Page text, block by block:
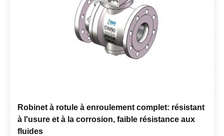
Robinet à rotule à enroulement complet: résistant
à l'usure et à la corrosion, faible résistance aux
fluides